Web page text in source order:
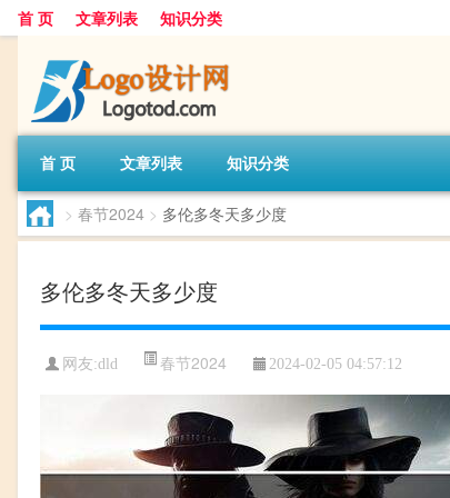
首 页 文章列表 知识分类
首 页 文章列表 知识分类
> 春节2024 > 多伦多冬天多少度
多伦多冬天多少度
网友:dld 春节2024 2024-02-05 04:57:12